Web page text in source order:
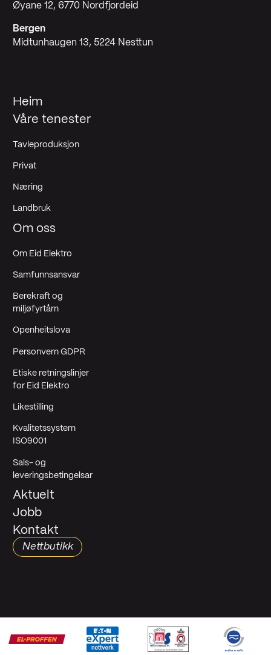
Øyane 12, 6770 Nordfjordeid
Bergen
Midtunhaugen 13, 5224 Nesttun
Heim
Våre tenester
Tavleproduksjon
Privat
Næring
Landbruk
Om oss
Om Eid Elektro
Samfunnsansvar
Berekraft og
miljøfyrtårn
Openheitslova
Personvern GDPR
Etiske retningslinjer
for Eid Elektro
Likestilling
Kvalitetssystem
ISO9001
Sals- og
leveringsbetingelsar
Aktuelt
Jobb
Kontakt
Nettbutikk